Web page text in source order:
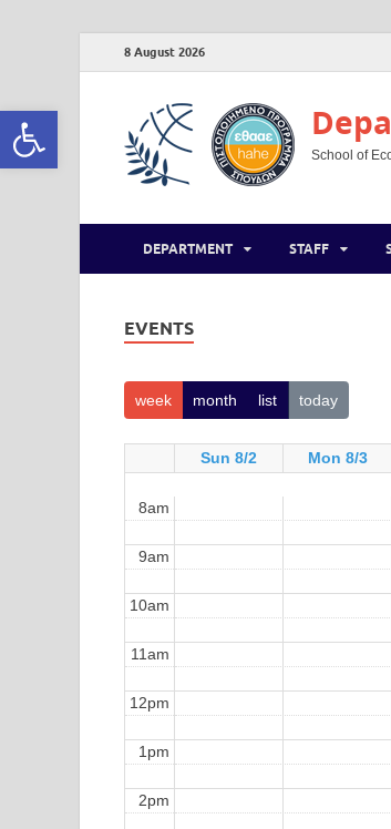
Open toolbar
8 August 2026
School of
DEPARTMENT STAFF
EVENTS
week month list today
Sun 8/2 Mon 8/3
8am
9am
10am
11am
12pm
1pm
2pm